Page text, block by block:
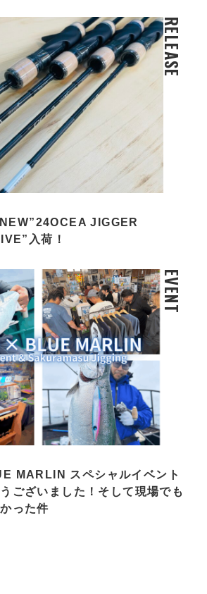
RELEASE
JIGGER
入荷！
EVENT
MARLIN スペシャルイベント
ございました！そして現場でも
った件